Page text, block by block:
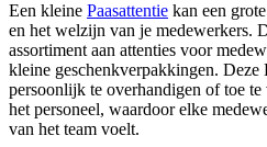
Een kleine Paasattentie kan een
en het welzijn van je medewerkers.
assortiment aan attenties voor
kleine geschenkverpakkingen. Deze
persoonlijk te overhandigen of toe te
het personeel, waardoor elke
van het team voelt.